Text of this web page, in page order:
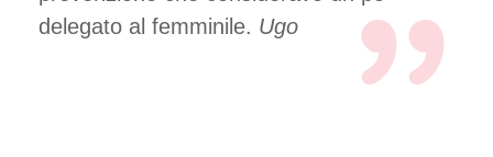
delegato al femminile. Ugo